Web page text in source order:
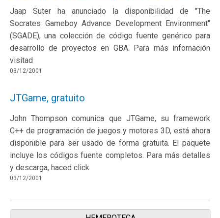
Jaap Suter ha anunciado la disponibilidad de "The
Socrates Gameboy Advance Development Environment"
(SGADE), una colección de código fuente genérico para
desarrollo de proyectos en GBA. Para más infomación
visitad
03/12/2001
JTGame, gratuito
John Thompson comunica que JTGame, su framework
C++ de programación de juegos y motores 3D, está ahora
disponible para ser usado de forma gratuita. El paquete
incluye los códigos fuente completos. Para más detalles
y descarga, haced click
03/12/2001